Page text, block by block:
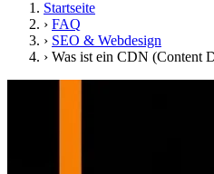
Startseite
› FAQ
› SEO & Webdesign
› Was ist ein CDN (Content